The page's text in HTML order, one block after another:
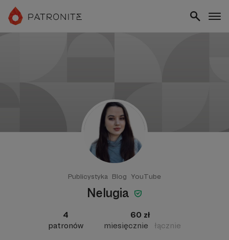
Publicystyka Blog YouTube
Nelugia
4
patronów
60 zł
miesięcznie
łącznie